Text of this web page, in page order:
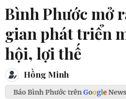
Bình Phước mở
gian phát triển
hội, lợi thế
Hồng Minh